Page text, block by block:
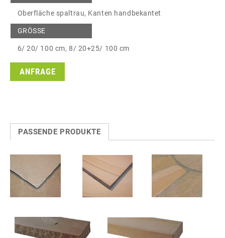
Oberfläche spaltrau, Kanten handbekantet
GRÖSSE
6/ 20/ 100 cm, 8/ 20+25/ 100 cm
ANFRAGE
PASSENDE PRODUKTE